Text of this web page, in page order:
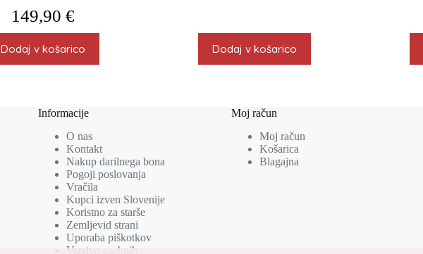
149,90 €
Dodaj v košarico Dodaj v košarico
Informacije
O nas
Kontakt
Nakup darilnega bona
Pogoji poslovanja
Vračila
Kupci izven Slovenije
Koristno za starše
Zemljevid strani
Uporaba piškotkov
Varstvo osebnih
Moj račun
Moj račun
Košarica
Blagajna